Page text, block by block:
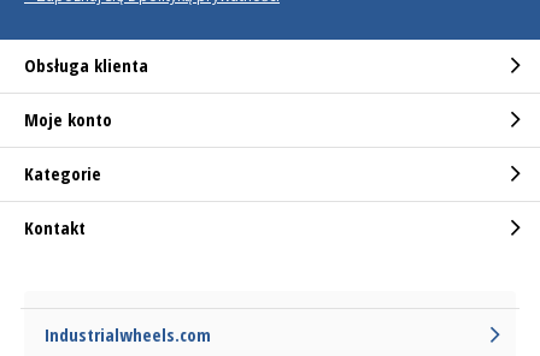
Obsługa klienta
Moje konto
Kategorie
Kontakt
Industrialwheels.com